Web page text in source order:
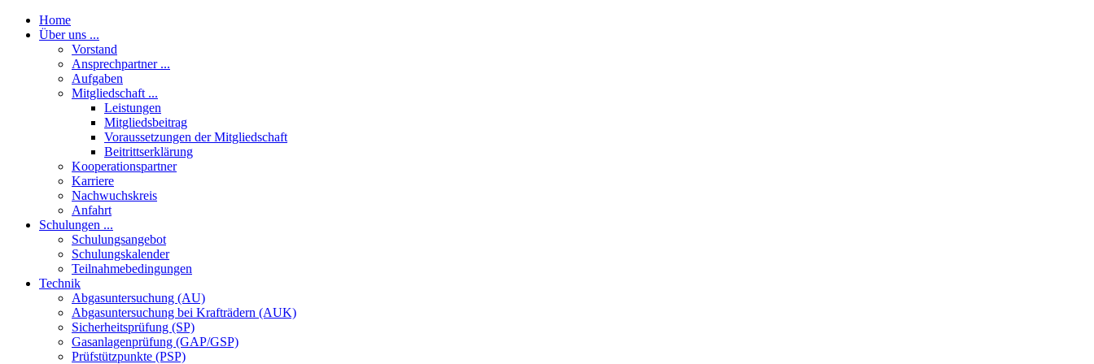
Home
Über uns ...
Vorstand
Ansprechpartner ...
Aufgaben
Mitgliedschaft ...
Leistungen
Mitgliedsbeitrag
Voraussetzungen der Mitgliedschaft
Beitrittserklärung
Kooperationspartner
Karriere
Nachwuchskreis
Anfahrt
Schulungen ...
Schulungsangebot
Schulungskalender
Teilnahmebedingungen
Technik
Abgasuntersuchung (AU)
Abgasuntersuchung bei Krafträdern (AUK)
Sicherheitsprüfung (SP)
Gasanlagenprüfung (GAP/GSP)
Prüfstützpunkte (PSP)